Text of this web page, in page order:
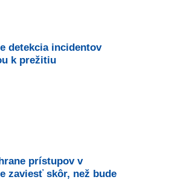
detekcia incidentov
k prežitiu
prístupov v
zaviesť skôr, než bude